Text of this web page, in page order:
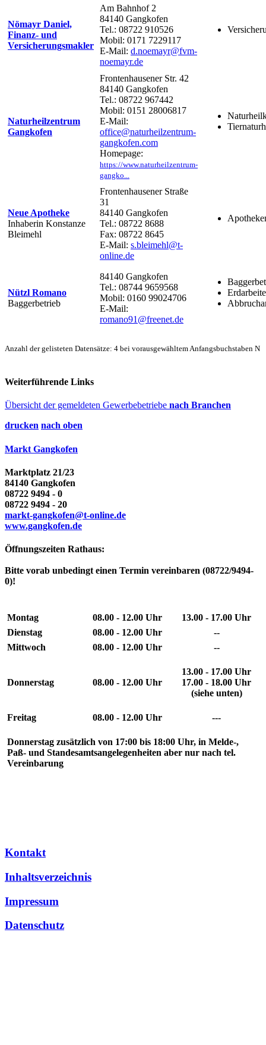
Nömayr Daniel,
Finanz- und
Versicherungsmakler
Am Bahnhof 2
84140 Gangkofen
Tel.: 08722 910526
Mobil: 0171 7229117
E-Mail: d.noemayr@fvm-
noemayr.de
Naturheilzentrum
Gangkofen
Frontenhausener Str. 42
84140 Gangkofen
Tel.: 08722 967442
Mobil: 0151 28006817
E-Mail:
office@naturheilzentrum-
gangkofen.com
Homepage:
https://www.naturheilzentrum-
gangko...
Neue Apotheke
Inhaberin Konstanze
Bleimehl
Frontenhausener Straße
31
84140 Gangkofen
Tel.: 08722 8688
Fax: 08722 8645
E-Mail: s.bleimehl@t-
online.de
Nützl Romano
Baggerbetrieb
84140 Gangkofen
Tel.: 08744 9659568
Mobil: 0160 99024706
E-Mail:
romano91@freenet.de
Anzahl der gelisteten Datensätze: 4 bei vorausgewähltem Anfangsbuchstaben N
Weiterführende Links
Übersicht der gemeldeten Gewerbebetriebe nach Branchen
drucken nach oben
Markt Gangkofen
Marktplatz 21/23
84140 Gangkofen
08722 9494 - 0
08722 9494 - 20
markt-gangkofen@t-online.de
www.gangkofen.de
Öffnungszeiten Rathaus:
Bitte vorab unbedingt einen Termin vereinbaren (08722/9494-
0)!
Montag 08.00 - 12.00 Uhr
13.00 - 17.00 Uhr
Dienstag
08.00 - 12.00 Uhr
--
Mittwoch
08.00 - 12.00 Uhr --
Donnerstag 08.00 - 12.00 Uhr
13.00 - 17.00 Uhr
17.00 - 18.00 Uhr
(siehe unten)
Freitag 08.00 - 12.00 Uhr ---
Donnerstag zusätzlich von 17:00 bis 18:00 Uhr, in Melde-,
Paß- und Standesamtsangelegenheiten aber nur nach tel.
Vereinbarung
Kontakt
Inhaltsverzeichnis
Impressum
Datenschutz